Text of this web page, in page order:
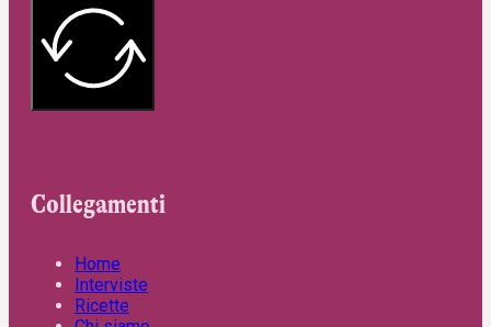
Collegamenti
Home
Interviste
Ricette